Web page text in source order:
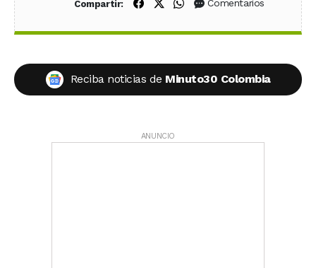
Compartir: Compartir en Facebook
Compartir en X (Twitter)
Compartir en WhatsApp
Comentarios
Reciba noticias de Minuto30 Colombia
ANUNCIO